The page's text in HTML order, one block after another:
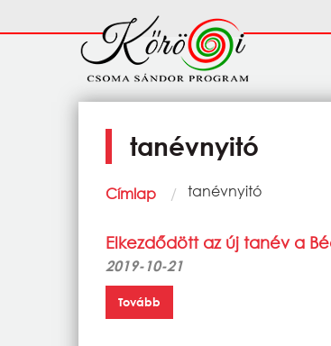
Fő
navigáció
tanévnyitó
Morzsa
Címlap Current:
tanévnyitó
Elkezdődött az új tanév a
2019-10-21
Tovább